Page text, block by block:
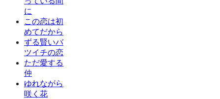
に
この恋は初
めてだから
ずる賢いバ
ツイチの恋
ただ愛する
仲
ゆれながら
咲く花